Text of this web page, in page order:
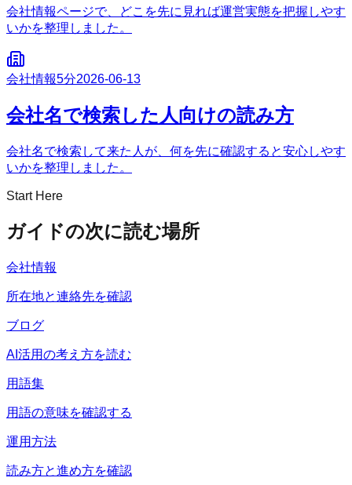
会社情報ページで、どこを先に見れば運営実態を把握しやす
いかを整理しました。
会社情報5分2026-06-13
会社名で検索した人向けの読み方
会社名で検索して来た人が、何を先に確認すると安心しやす
いかを整理しました。
Start Here
ガイドの次に読む場所
会社情報
所在地と連絡先を確認
ブログ
AI活用の考え方を読む
用語集
用語の意味を確認する
運用方法
読み方と進め方を確認